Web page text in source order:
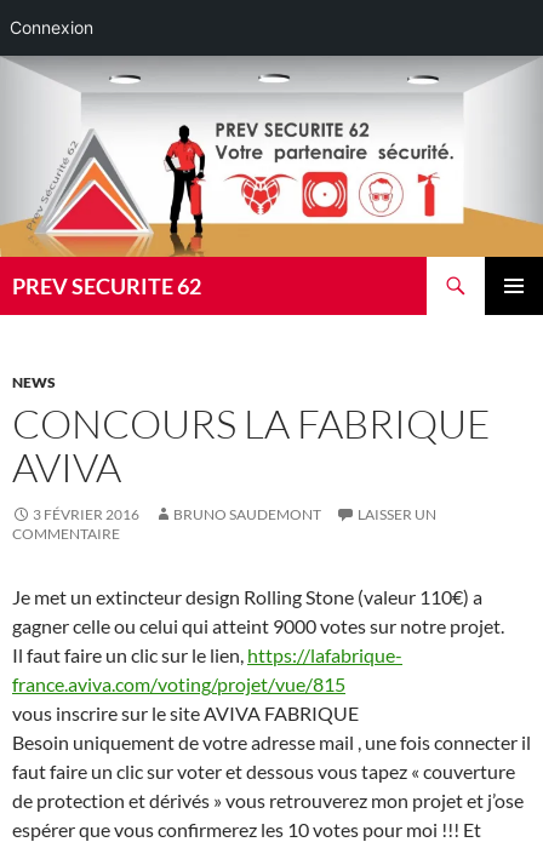
Connexion
Aller
PREV SECURITE 62
NEWS
CONCOURS LA FABRIQUE
AVIVA
3 FÉVRIER 2016 BRUNO SAUDEMONT
LAISSER UN
COMMENTAIRE
Je met un extincteur design Rolling Stone (valeur 110€) a
gagner celle ou celui qui atteint 9000 votes sur notre projet.
Il faut faire un clic sur le lien, https://lafabrique-
france.aviva.com/voting/projet/vue/815
vous inscrire sur le site AVIVA FABRIQUE
Besoin uniquement de votre adresse mail , une fois connecter il
faut faire un clic sur voter et dessous vous tapez « couverture
de protection et dérivés » vous retrouverez mon projet et j’ose
espérer que vous confirmerez les 10 votes pour moi !!! Et